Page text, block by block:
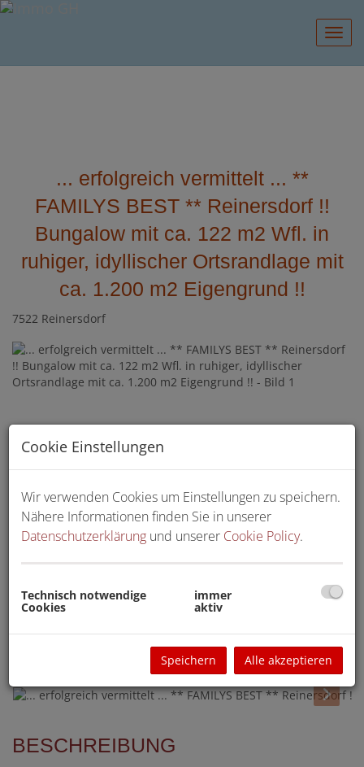
... erfolgreich vermittelt ... **
FAMILYS BEST ** Reinersdorf !!
Bungalow mit ca. 122 m2 Wfl. in
ruhiger, idyllischer Ortsrandlage mit
ca. 1.200 m2 Eigengrund !!
7522 Reinersdorf
BESCHREIBUNG
Cookie Einstellungen
Wir verwenden Cookies um Einstellungen zu speichern.
Nähere Informationen finden Sie in unserer
Datenschutzerklärung und unserer Cookie Policy.
Technisch notwendige
Cookies
immer
aktiv
Speichern Alle akzeptieren